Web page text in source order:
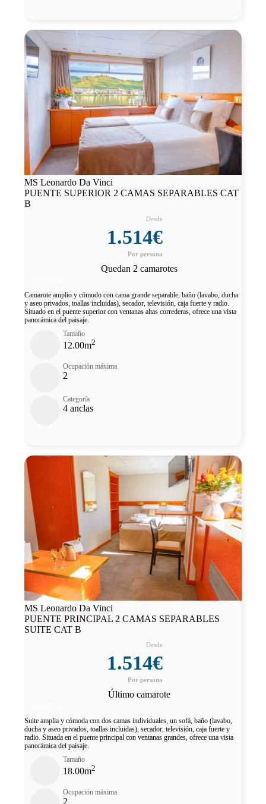
MS Leonardo Da Vinci
PUENTE SUPERIOR 2 CAMAS SEPARABLES CAT
B
1.514€
Quedan 2 camarotes
Camarote amplio y cómodo con cama grande separable, baño (lavabo, ducha
y aseo privados, toallas incluidas), secador, televisión, caja fuerte y radio.
Situado en el puente superior con ventanas altas correderas, ofrece una vista
panorámica del paisaje.
Tamaño
12.00m2
Ocupación máxima
2
Categoría
4 anclas
MS Leonardo Da Vinci
PUENTE PRINCIPAL 2 CAMAS SEPARABLES
SUITE CAT B
1.514€
Último camarote
Suite amplia y cómoda con dos camas individuales, un sofá, baño (lavabo,
ducha y aseo privados, toallas incluidas), secador, televisión, caja fuerte y
radio. Situada en el puente principal con ventanas grandes, ofrece una vista
panorámica del paisaje.
Tamaño
18.00m2
Ocupación máxima
2